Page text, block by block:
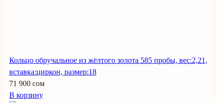
Кольцо обручальное из жёлтого золота 585 пробы, вес:2,21,
вставка:циркон, размер:18
71 900 сом
В корзину